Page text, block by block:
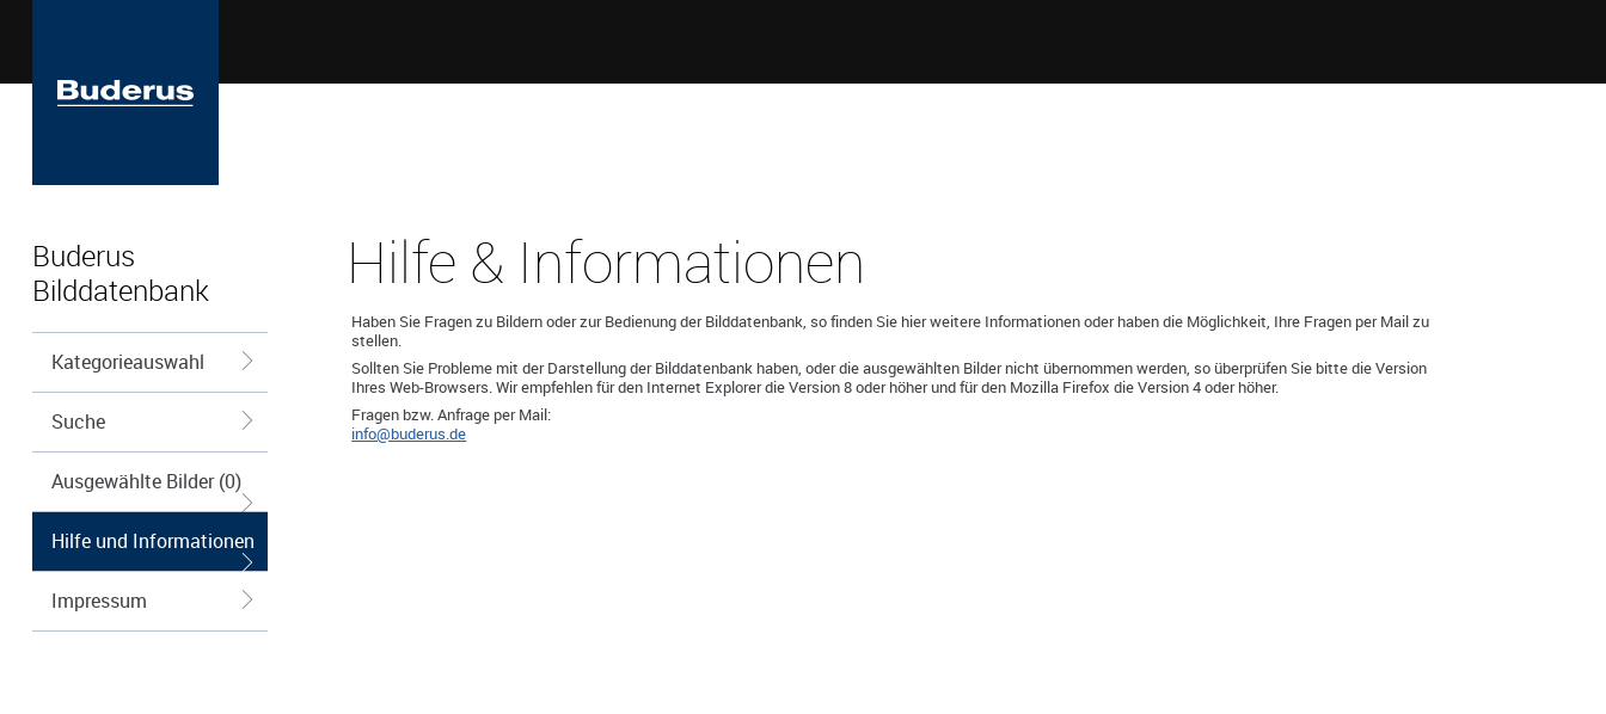
Buderus
Bilddatenbank
Kategorieauswahl
Suche
Ausgewählte Bilder (0)
Hilfe und Informationen
Impressum
Hilfe & Informationen
Haben Sie Fragen zu Bildern oder zur Bedienung der Bilddatenbank, so finden Sie hier weitere Informationen oder haben die Möglichkeit, Ihre Fragen per Mail zu
stellen.
Sollten Sie Probleme mit der Darstellung der Bilddatenbank haben, oder die ausgewählten Bilder nicht übernommen werden, so überprüfen Sie bitte die Version
Ihres Web-Browsers. Wir empfehlen für den Internet Explorer die Version 8 oder höher und für den Mozilla Firefox die Version 4 oder höher.
Fragen bzw. Anfrage per Mail:
info@buderus.de